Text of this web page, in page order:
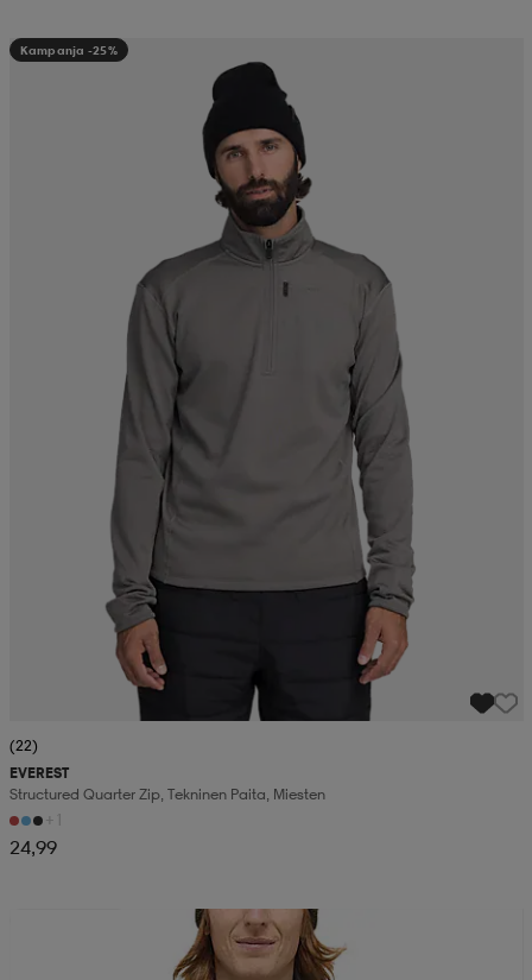
Kampanja -25%
(22)
EVEREST
Structured Quarter Zip, Tekninen Paita, Miesten
+1
24,99